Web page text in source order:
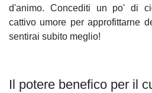
d'animo. Concediti un po' di
cattivo umore per approfittarne
sentirai subito meglio!
Il potere benefico per il